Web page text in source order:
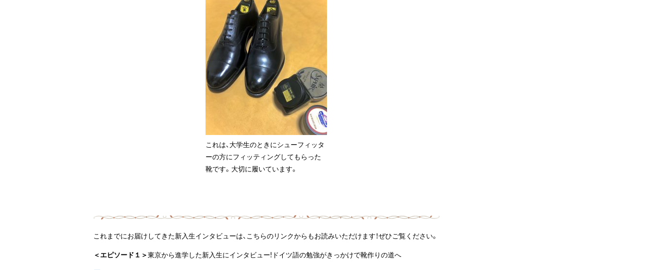
これは、大学生のときにシューフィッタ
ーの方にフィッティングしてもらった
靴です。大切に履いています。
これまでにお届けしてきた新入生インタビューは、こちらのリンクからもお読みいただけます！ぜひご覧ください。
＜エピソード１＞東京から進学した新入生にインタビュー!ドイツ語の勉強がきっかけで靴作りの道へ